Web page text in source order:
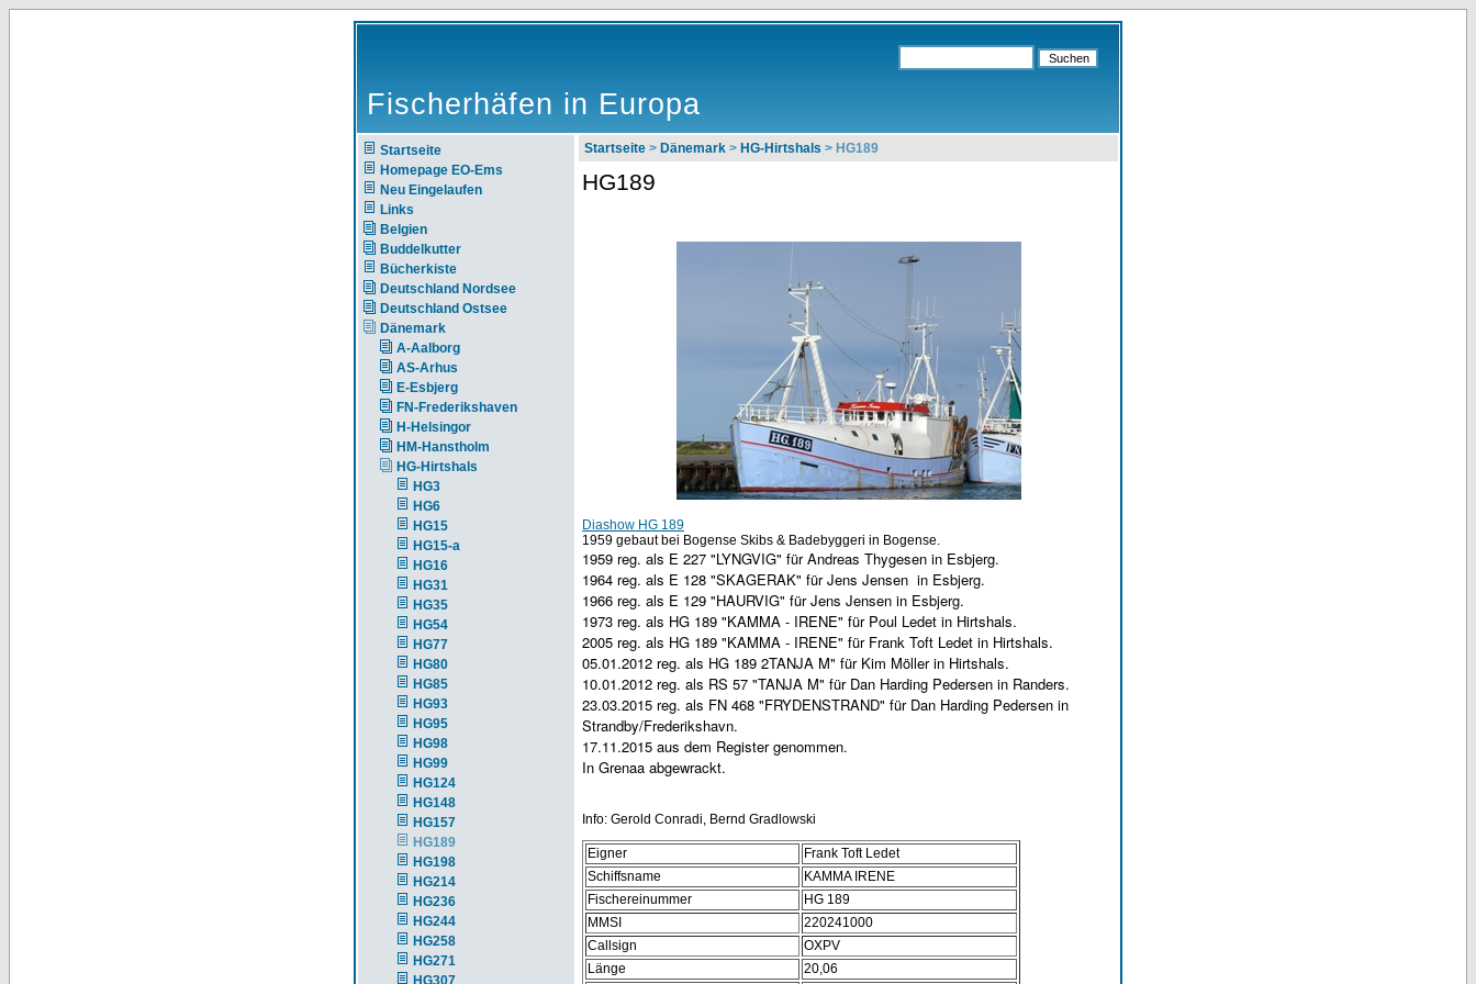
Fischerhäfen in Europa
Startseite
Homepage EO-Ems
Neu Eingelaufen
Links
Belgien
Buddelkutter
Bücherkiste
Deutschland Nordsee
Deutschland Ostsee
Dänemark
A-Aalborg
AS-Arhus
E-Esbjerg
FN-Frederikshaven
H-Helsingor
HM-Hanstholm
HG-Hirtshals
HG3
HG6
HG15
HG15-a
HG16
HG31
HG35
HG54
HG77
HG80
HG85
HG93
HG95
HG98
HG99
HG124
HG148
HG157
HG189
HG198
HG214
HG236
HG244
HG258
HG271
HG307
Startseite > Dänemark > HG-Hirtshals > HG189
HG189
Diashow HG 189
1959 gebaut bei Bogense Skibs & Badebyggeri in Bogense.
1959 reg. als E 227 "LYNGVIG" für Andreas Thygesen in Esbjerg.
1964 reg. als E 128 "SKAGERAK" für Jens Jensen in Esbjerg.
1966 reg. als E 129 "HAURVIG" für Jens Jensen in Esbjerg.
1973 reg. als HG 189 "KAMMA - IRENE" für Poul Ledet in Hirtshals.
2005 reg. als HG 189 "KAMMA - IRENE" für Frank Toft Ledet in Hirtshals.
05.01.2012 reg. als HG 189 2TANJA M" für Kim Möller in Hirtshals.
10.01.2012 reg. als RS 57 "TANJA M" für Dan Harding Pedersen in Randers.
23.03.2015 reg. als FN 468 "FRYDENSTRAND" für Dan Harding Pedersen in
Strandby/Frederikshavn.
17.11.2015 aus dem Register genommen.
In Grenaa abgewrackt.
Info: Gerold Conradi, Bernd Gradlowski
Eigner
Frank Toft Ledet
Schiffsname
KAMMA IRENE
Fischereinummer
HG 189
MMSI
220241000
Callsign
OXPV
Länge
20,06